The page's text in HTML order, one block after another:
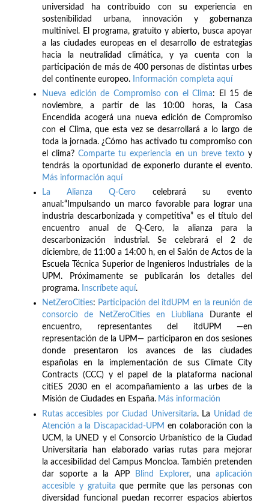
universidad ha contribuido con su experiencia en
sostenibilidad urbana, innovación y gobernanza
multinivel. El programa, gratuito y abierto, busca apoyar
a las ciudades europeas en el desarrollo de estrategias
hacia la neutralidad climática, y ya cuenta con la
participación de más de 400 personas de distintas urbes
del continente europeo.
Información completa aquí
Nueva edición de Compromiso con el Clima: El 15 de
noviembre, a partir de las 10:00 horas, la Casa
Encendida acogerá una nueva edición de Compromiso
con el Clima, que esta vez se desarrollará a lo largo de
toda la jornada. ¿Cómo has activado tu compromiso con
el clima?Comparte tu experiencia en un breve textoy
tendrás la oportunidad de exponerlo durante el evento.
Más información aquí
La Alianza Q-Cero celebrará su evento
anual:“Impulsando un marco favorable para lograr una
industria descarbonizada y competitiva” es el título del
encuentro anual de Q-Cero, la alianza para la
descarbonización industrial. Se celebrará el 2 de
diciembre, de 11:00 a 14:00 h, en el Salón de Actos de la
Escuela Técnica Superior de Ingenieros Industriales de la
UPM. Próximamente se publicarán los detalles del
programa.
Inscríbete aquí.
NetZeroCities: Participación del itdUPM en la reunión de
consorcio de NetZeroCities en Liubliana Durante el
encuentro, representantes del itdUPM —en
representación de la UPM— participaron en dos sesiones
donde presentaron los avances de las ciudades
españolas en la implementación de sus Climate City
Contracts (CCC) y el papel de la plataforma nacional
citiES 2030 en el acompañamiento a las urbes de la
Misión de Ciudades en España. Más información
Rutas accesibles por Ciudad Universitaria. La Unidad de
Atención a la Discapacidad-UPM en colaboración con la
UCM, la UNED y el Consorcio Urbanístico de la Ciudad
Universitaria han elaborado varias rutas para mejorar
la accesibilidad del Campus Moncloa. También pretenden
dar soporte a la APP
Blind Explorer, una aplicación
accesible y gratuita que permite que las personas con
diversidad funcional puedan recorrer espacios abiertos